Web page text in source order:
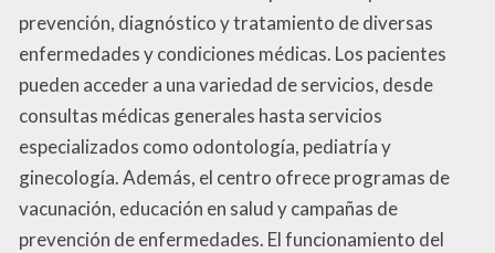
prevención, diagnóstico y tratamiento de diversas
enfermedades y condiciones médicas. Los pacientes
pueden acceder a una variedad de servicios, desde
consultas médicas generales hasta servicios
especializados como odontología, pediatría y
ginecología. Además, el centro ofrece programas de
vacunación, educación en salud y campañas de
prevención de enfermedades. El funcionamiento del